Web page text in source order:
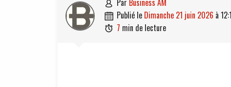
 par Business AM
 publié le dimanche 21 juin 2026 à
 7 min de lecture